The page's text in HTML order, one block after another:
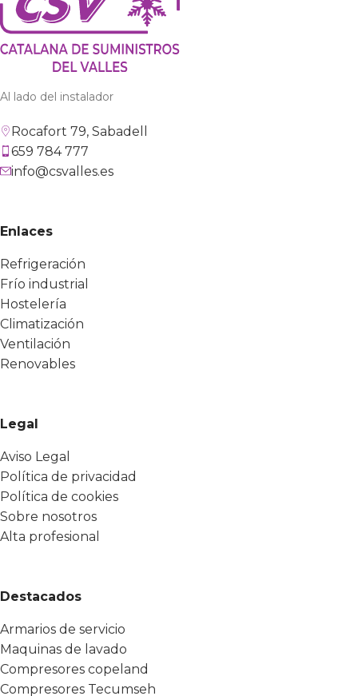
Al lado del instalador
Rocafort 79, Sabadell
659 784 777
info@csvalles.es
Enlaces
Refrigeración
Frío industrial
Hostelería
Climatización
Ventilación
Renovables
Legal
Aviso Legal
Política de privacidad
Política de cookies
Sobre nosotros
Alta profesional
Destacados
Armarios de servicio
Maquinas de lavado
Compresores copeland
Compresores Tecumseh